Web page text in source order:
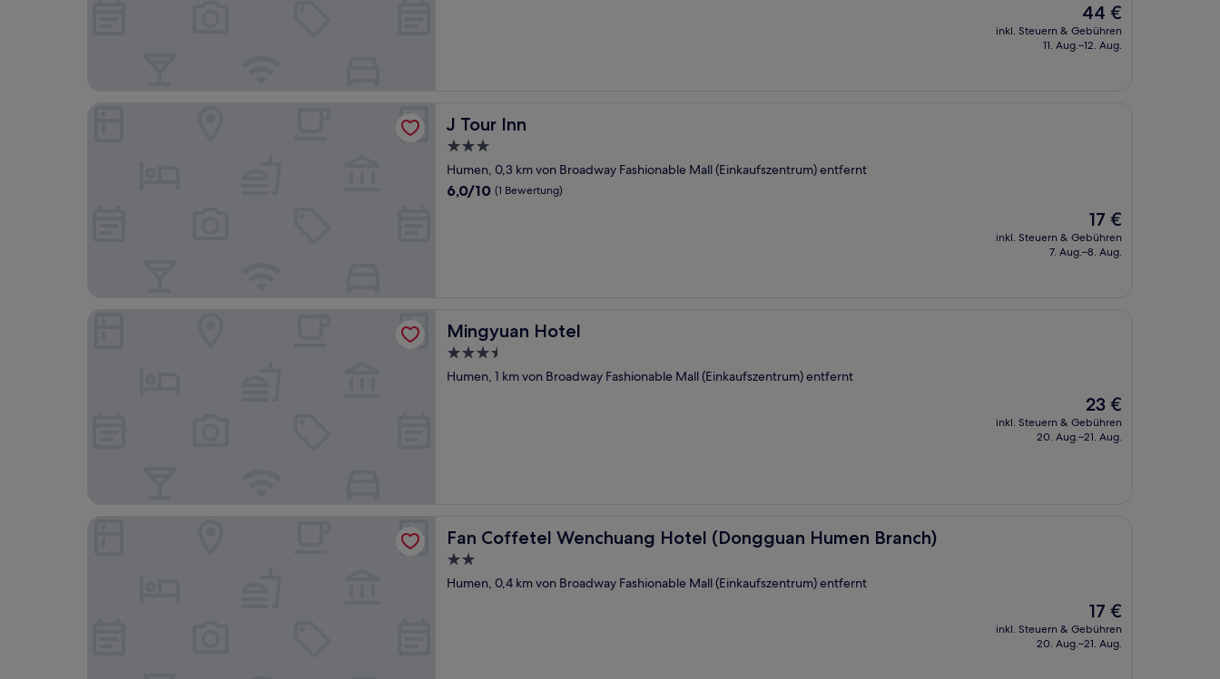
Der
Preis
beträgt
44 €
inkl. Steuern & Gebühren
11. Aug.–12. Aug.
J Tour Inn
J Tour Inn
3.0-
Sterne-
Unterkunft
Humen, 0,3 km von Broadway Fashionable Mall (Einkaufszentrum) entfernt
6.0
6,0/10 (1 Bewertung)
Der
Preis
beträgt
17 €
inkl. Steuern & Gebühren
7. Aug.–8. Aug.
Mingyuan Hotel
Mingyuan Hotel
3.5-
Sterne-
Humen, 1 km von Broadway Fashionable Mall (Einkaufszentrum) entfernt
Der
Preis
beträgt
23 €
inkl. Steuern & Gebühren
20. Aug.–21. Aug.
Fan Coffetel Wenchuang Hotel (Dongguan Humen Branch)
Fan Coffetel Wenchuang Hotel (Dongguan Humen Branch)
2.0-
Sterne-
Humen, 0,4 km von Broadway Fashionable Mall (Einkaufszentrum) entfernt
Der
Preis
beträgt
17 €
inkl. Steuern & Gebühren
20. Aug.–21. Aug.
Fan Coffetel Wenchuang Hotel (Dongguan Humen Branch)